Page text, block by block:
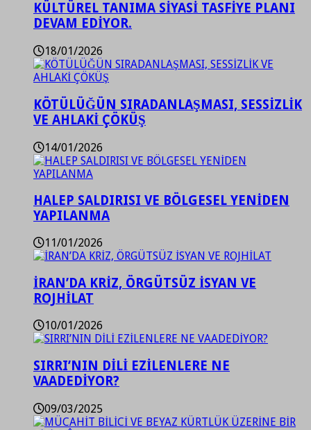
KÜLTÜREL TANIMA SİYASİ TASFİYE PLANI
DEVAM EDİYOR.
18/01/2026
KÖTÜLÜĞÜN SIRADANLAŞMASI, SESSİZLİK
VE AHLAKİ ÇÖKÜŞ
14/01/2026
HALEP SALDIRISI VE BÖLGESEL YENİDEN
YAPILANMA
11/01/2026
İRAN’DA KRİZ, ÖRGÜTSÜZ İSYAN VE
ROJHİLAT
10/01/2026
SIRRI’NIN DİLİ EZİLENLERE NE
VAADEDİYOR?
09/03/2025